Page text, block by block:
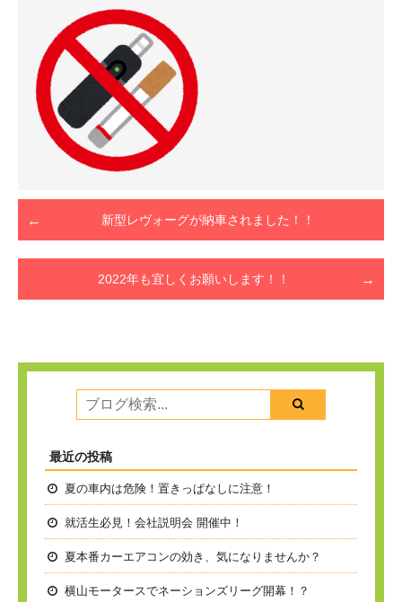
新型レヴォーグが納車されました！！
2022年も宜しくお願いします！！
最近の投稿
夏の車内は危険！置きっぱなしに注意！
就活生必見！会社説明会 開催中！
夏本番カーエアコンの効き、気になりませんか？
横山モータースでネーションズリーグ開幕！？